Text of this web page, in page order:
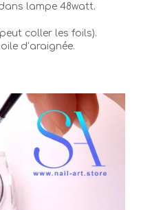
lampe 48watt.
coller les foils).
d’araignée.